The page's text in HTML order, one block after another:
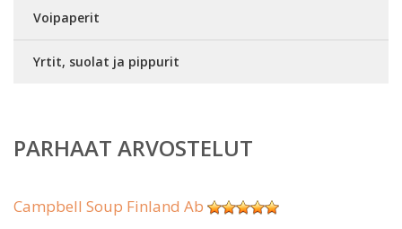
Voipaperit
Yrtit, suolat ja pippurit
PARHAAT ARVOSTELUT
Campbell Soup Finland Ab